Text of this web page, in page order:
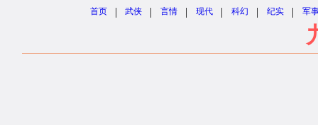
首页 | 武侠 | 言情 | 现代 | 科幻 | 纪实 | 军